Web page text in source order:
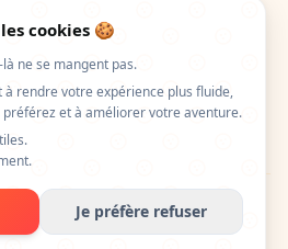
cookies 🍪
ne se mangent pas.
rendre votre expérience plus fluide,
et à améliorer votre aventure.
Je préfère refuser
CGV
Game. Tous droits réservés.
Fait avec ❤️ à Nice